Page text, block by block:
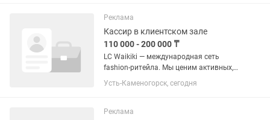
"Триумф" требуется сотрудник...
Реклама
Кассир в клиентском зале
110 000 - 200 000 ₸
LC Waikiki — международная сеть
fashion-ритейла. Мы ценим активных,
внимательных и дружелюбных
сотрудников, которые любят моду и
Приглашаем в команду...
Усть-Каменогорск, сегодня
Реклама